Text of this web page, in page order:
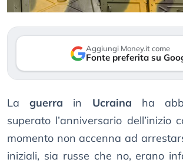
Aggiungi Money.it come
Fonte preferita su
Laguerra in Ucraina ha
superato l’anniversario dell’inizio
momento non accenna ad
iniziali, sia russe che no, erano